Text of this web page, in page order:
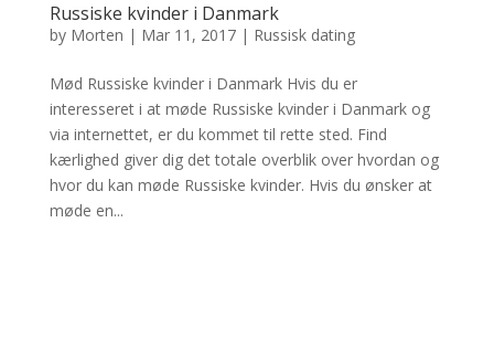
Russiske kvinder i Danmark
by Morten | Mar 11, 2017| Russisk dating
Mød Russiske kvinder i Danmark Hvis du er
interesseret i at møde Russiske kvinder i Danmark og
via internettet, er du kommet til rette sted. Find
kærlighed giver dig det totale overblik over hvordan og
hvor du kan møde Russiske kvinder. Hvis du ønsker at
møde en...